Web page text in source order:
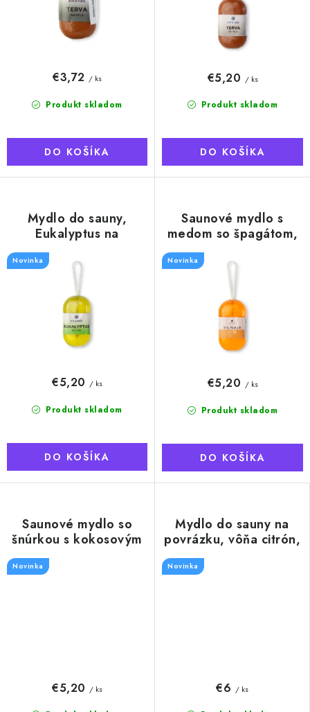
Produkt skladom
€3,72 / ks
DO KOŠÍKA
Produkt skladom
€5,20 / ks
DO KOŠÍKA
Mydlo do sauny,
Eukalyptus na
povrázku, 180g
Novinka
Produkt skladom
€5,20 / ks
DO KOŠÍKA
Saunové mydlo s
medom so špagátom,
Novinka
Produkt skladom
€5,20 / ks
DO KOŠÍKA
Saunové mydlo so
šnúrkou s kokosovým
mliekom, 180g
Novinka
€5,20 / ks
Mydlo do sauny na
povrázku, vôňa citrón,
Novinka
€6 / ks